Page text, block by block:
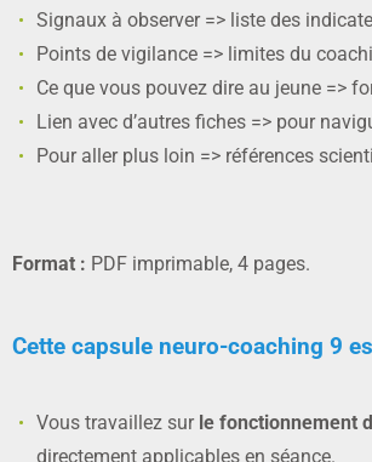
Signaux à observer => liste des
Points de vigilance => limites du
Ce que vous pouvez dire au jeune =>
Lien avec d’autres fiches => pour
Pour aller plus loin => références
Format : PDF imprimable, 4 pages.
Cette capsule neuro-coaching 9
Vous travaillez sur le fonctionnement
directement applicables en séance.